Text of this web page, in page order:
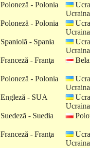
Poloneză - Polonia
Ucraina
Poloneză - Polonia
Ucraina
Spaniolă - Spania
Ucraina
Franceză - Franţa
Poloneză - Polonia
Ucraina
Engleză - SUA
Ucraina
Suedeză - Suedia
Franceză - Franţa
Ucraina